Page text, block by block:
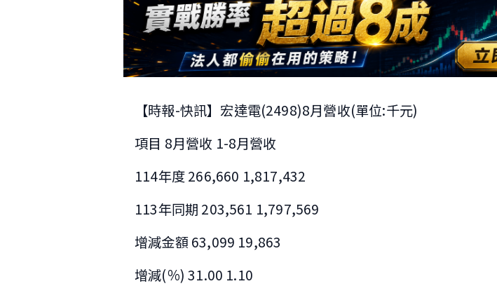
【時報-快訊】宏達電(2498)8月營收(單位:千元)
項目 8月營收 1-8月營收
114年度 266,660 1,817,432
113年同期 203,561 1,797,569
增減金額 63,099 19,863
增減(％) 31.00 1.10